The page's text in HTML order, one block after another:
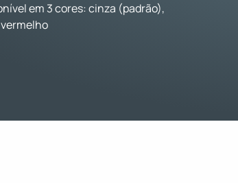
em 3 cores: cinza (padrão),